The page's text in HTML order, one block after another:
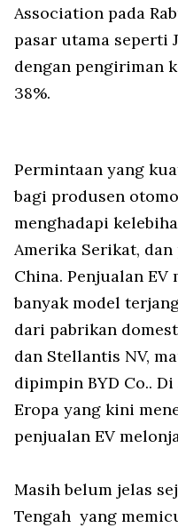
Association pada
pasar utama seperti
dengan pengiriman
38%.
Permintaan yang
bagi produsen
menghadapi
Amerika Serikat,
China. Penjualan
banyak model
dari pabrikan
dan Stellantis NV,
dipimpin BYD Co..
Eropa yang kini
penjualan EV
Masih belum jelas
Tengah yang